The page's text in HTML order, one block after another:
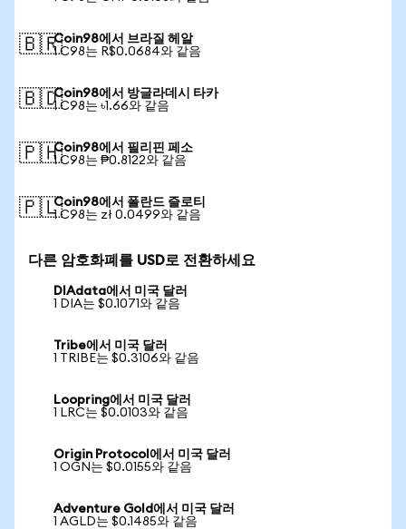
🇧🇷Coin98에서 브라질 헤알
1 C98는 R$0.0684와 같음
🇧🇩Coin98에서 방글라데시 타카
1 C98는 ৳1.66와 같음
🇵🇭Coin98에서 필리핀 페소
1 C98는 ₱0.8122와 같음
🇵🇱Coin98에서 폴란드 즐로티
1 C98는 zł 0.0499와 같음
다른 암호화폐를 USD로 전환하세요
DIAdata에서 미국 달러
1 DIA는 $0.1071와 같음
Tribe에서 미국 달러
1 TRIBE는 $0.3106와 같음
Loopring에서 미국 달러
1 LRC는 $0.0103와 같음
Origin Protocol에서 미국 달러
1 OGN는 $0.0155와 같음
Adventure Gold에서 미국 달러
1 AGLD는 $0.1485와 같음